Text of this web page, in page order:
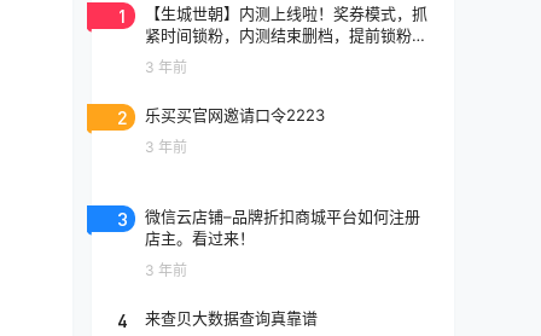
1
【生城世朝】内测上线啦！奖券模式，抓
紧时间锁粉，内测结束删档，提前锁粉上
线就躺赚！
3 年前
2 乐买买官网邀请口令2223
3 年前
3
微信云店铺–品牌折扣商城平台如何注册
店主。看过来！
3 年前
4 来查贝大数据查询真靠谱